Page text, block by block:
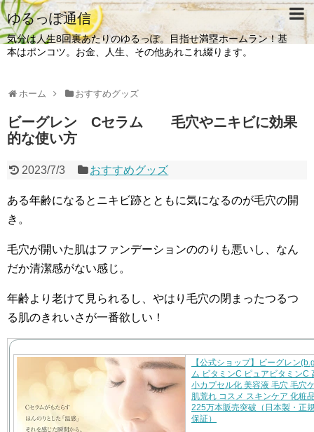
ゆるっぽ通信
気分は人生8回裏あたりのゆるっぽ。目指せ満塁ホームラン！基
本はポンコツ。お金、人生、その他あれこれ綴ります。
ホーム おすすめグッズ
ビーグレン Cセラム 毛穴やニキビに効果
的な使い方
2023/7/3 おすすめグッズ
ある年齢になるとニキビ跡とともに気になるのが毛穴の開
き。
毛穴が開いた肌はファンデーションののりも悪いし、なん
だか清潔感がない感じ。
年齢より老けて見られるし、やはり毛穴の閉まったつるつ
る肌のきれいさが一番欲しい！
【公式ショップ】ビーグレン
ム ビタミンC ピュアビタミンC
小カプセル化 美容液 毛穴 毛穴
肌荒れ コスメ スキンケア 化粧
225万本販売突破（日本製・正
保証）